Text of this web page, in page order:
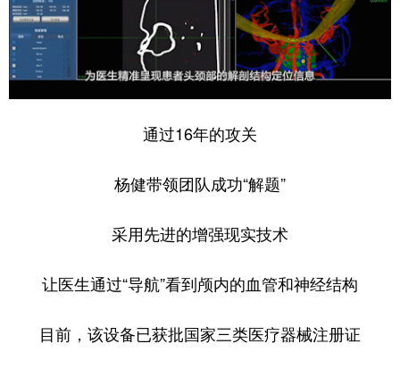
通过16年的攻关
杨健带领团队成功“解题”
采用先进的增强现实技术
让医生通过“导航”看到颅内的血管和神经结构
目前，该设备已获批国家三类医疗器械注册证